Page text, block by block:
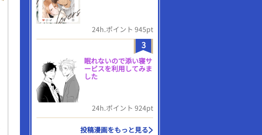
24h.ポイント 945pt
3
眠れないので添い寝サ
ービスを利用してみま
した
24h.ポイント 924pt
投稿漫画をもっと見る